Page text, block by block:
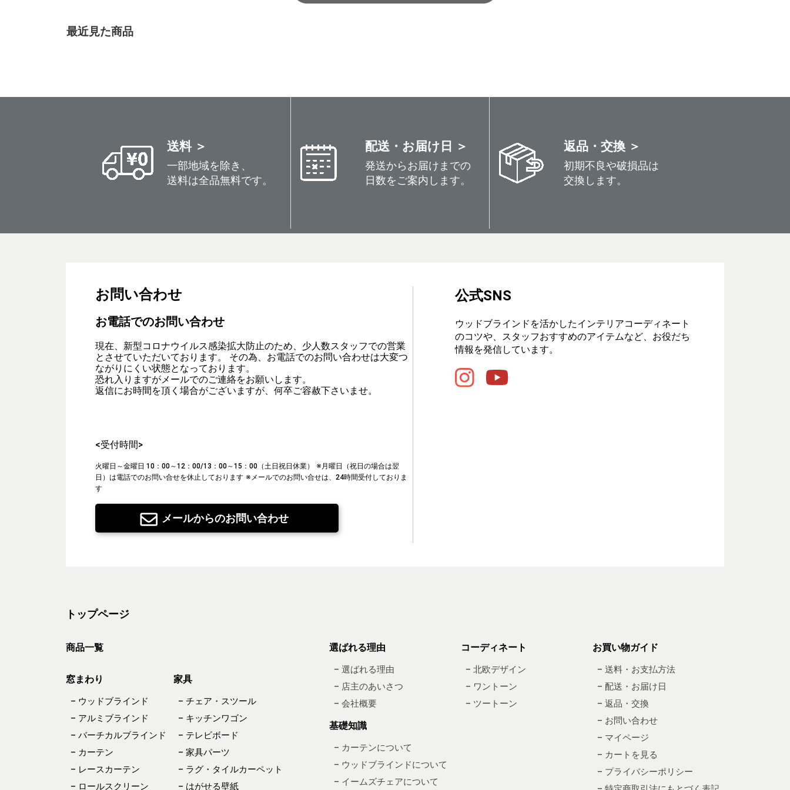
最近見た商品
送料 ＞
一部地域を除き、
送料は全品無料です。
配送・お届け日 ＞
発送からお届けまでの
日数をご案内します。
返品・交換 ＞
初期不良や破損品は
交換します。
お問い合わせ
お電話でのお問い合わせ
現在、新型コロナウイルス感染拡大防止のため、少人数スタッフでの営業
とさせていただいております。 その為、お電話でのお問い合わせは大変つ
ながりにくい状態となっております。
恐れ入りますがメールでのご連絡をお願いします。
返信にお時間を頂く場合がございますが、何卒ご容赦下さいませ。
<受付時間>
火曜日～金曜日 10：00～12：00/13：00～15：00（土日祝日休業）
※月曜日（祝日の場合は翌
日）は電話でのお問い合せを休止しております ※メールでのお問い合せは、24時間受付しておりま
す
メールからのお問い合わせ
公式SNS
ウッドブラインドを活かしたインテリアコーディネート
のコツや、スタッフおすすめのアイテムなど、お役だち
情報を発信しています。
トップページ
商品一覧
窓まわり
– ウッドブラインド
– アルミブラインド
– バーチカルブラインド
– カーテン
– レースカーテン
– ロールスクリーン
家具
– チェア・スツール
– キッチンワゴン
– テレビボード
– 家具パーツ
– ラグ・タイルカーペット
– はがせる壁紙
選ばれる理由
– 選ばれる理由
– 店主のあいさつ
– 会社概要
基礎知識
– カーテンについて
– ウッドブラインドについて
– イームズチェアについて
コーディネート
– 北欧デザイン
– ワントーン
– ツートーン
お買い物ガイド
– 送料・お支払方法
– 配送・お届け日
– 返品・交換
– お問い合わせ
– マイページ
– カートを見る
– プライバシーポリシー